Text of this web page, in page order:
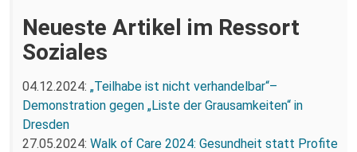
Neueste Artikel im Ressort
Soziales
04.12.2024: „Teilhabe ist nicht verhandelbar“–
Demonstration gegen „Liste der Grausamkeiten“ in
Dresden
27.05.2024: Walk of Care 2024: Gesundheit statt Profite